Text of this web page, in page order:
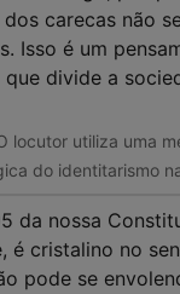
dos carecas não
Isso é um
divide a
locutor utiliza uma
do identitarismo
da nossa
é cristalino no
pode se